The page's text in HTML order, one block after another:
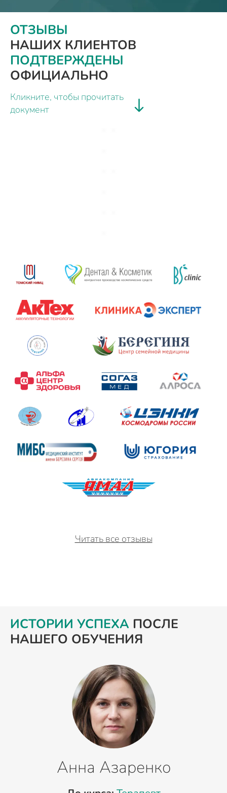
ОТЗЫВЫ
НАШИХ КЛИЕНТОВ
ПОДТВЕРЖДЕНЫ
ОФИЦИАЛЬНО
Кликните, чтобы прочитать
документ
Читать все отзывы
ИСТОРИИ УСПЕХА ПОСЛЕ
НАШЕГО ОБУЧЕНИЯ
Анна Азаренко